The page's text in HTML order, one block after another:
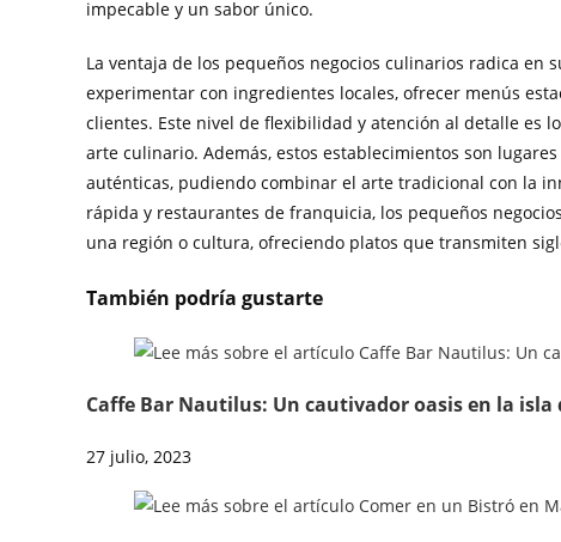
impecable y un sabor único.
La ventaja de los pequeños negocios culinarios radica
experimentar con ingredientes locales, ofrecer menús
clientes. Este nivel de flexibilidad y atención al detalle es
arte culinario. Además, estos establecimientos son
auténticas, pudiendo combinar el arte tradicional con la
rápida y restaurantes de franquicia, los pequeños
una región o cultura, ofreciendo platos que transmiten
También podría gustarte
Caffe Bar Nautilus: Un cautivador oasis en la isla
27 julio, 2023